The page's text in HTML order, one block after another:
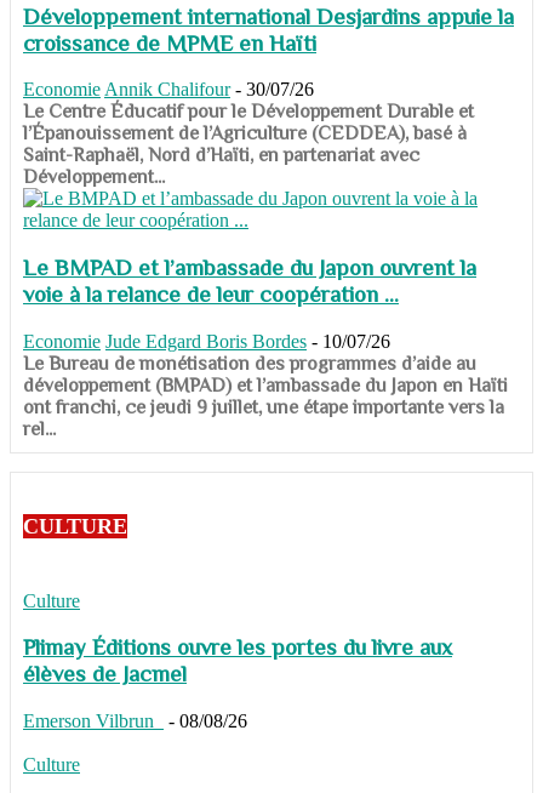
Développement international Desjardins appuie la
croissance de MPME en Haïti
Economie Annik Chalifour - 30/07/26
​​​​​​​Le Centre Éducatif pour le Développement Durable et
l’Épanouissement de l’Agriculture (CEDDEA), basé à
Saint-Raphaël, Nord d’Haïti, en partenariat avec
Développement...
Le BMPAD et l’ambassade du Japon ouvrent la
voie à la relance de leur coopération ...
Economie Jude Edgard Boris Bordes - 10/07/26
​​​​​​​Le Bureau de monétisation des programmes d’aide au
développement (BMPAD) et l’ambassade du Japon en Haïti
ont franchi, ce jeudi 9 juillet, une étape importante vers la
rel...
CULTURE
Culture
Plimay Éditions ouvre les portes du livre aux
élèves de Jacmel
Emerson Vilbrun - 08/08/26
Culture